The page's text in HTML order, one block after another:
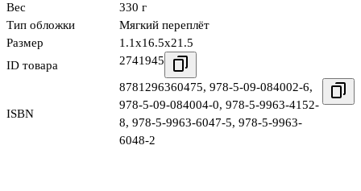
Вес
330 г
Тип обложки
Мягкий переплёт
Размер
1.1x16.5x21.5
ID товара
2741945
ISBN
8781296360475, 978-5-09-084002-6,
978-5-09-084004-0, 978-5-9963-4152-
8, 978-5-9963-6047-5, 978-5-9963-
6048-2